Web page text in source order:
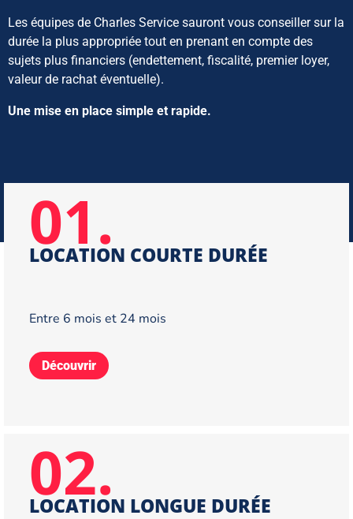
Les équipes de Charles Service sauront vous conseiller sur la
durée la plus appropriée tout en prenant en compte des
sujets plus financiers (endettement, fiscalité, premier loyer,
valeur de rachat éventuelle).
Une mise en place simple et rapide.
01.
LOCATION COURTE DURÉE
Entre 6 mois et 24 mois
Découvrir
02.
LOCATION LONGUE DURÉE